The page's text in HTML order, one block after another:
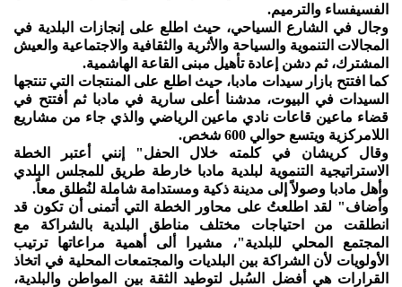
الفسيفساء والترميم.
وجال في الشارع السياحي، حيث اطلع على إنجازات البلدية في
المجالات التنموية والسياحة والأثرية والثقافية والاجتماعية والعيش
المشترك، ثم دشن إعادة تأهيل مبنى القاعة الهاشمية.
كما افتتح بازار سيدات مادبا، حيث اطلع على المنتجات التي تنتجها
السيدات في البيوت، مدشنا أعلى سارية في مادبا ثم أفتتح في
قضاء ماعين قاعات نادي ماعين الرياضي والذي جاء من مشاريع
اللامركزية ويتسع حوالي 600 شخص.
وقال كريشان في كلمته خلال الحفل" إنني أعتبر الخطة
الاستراتيجية التنموية لبلدية مادبا خارطة طريق للمجلس البلدي
وأهل مادبا وصولاً إلى مدينة ذكية ومستدامة شاملة لنُطلق معاً.
وأضاف" لقد اطلعتُ على محاور الخطة التي أتمنى أن تكون قد
انطلقت من احتياجات مختلف مناطق البلدية بالشراكة مع
المجتمع المحلي للبلدية"، مشيرا ألى أهمية مراعاتها ترتيب
الأولويات لأن الشراكة بين البلديات والمجتمعات المحلية في اتخاذ
القرارات هي أفضل السُبل لتوطيد الثقة بين المواطن والبلدية،